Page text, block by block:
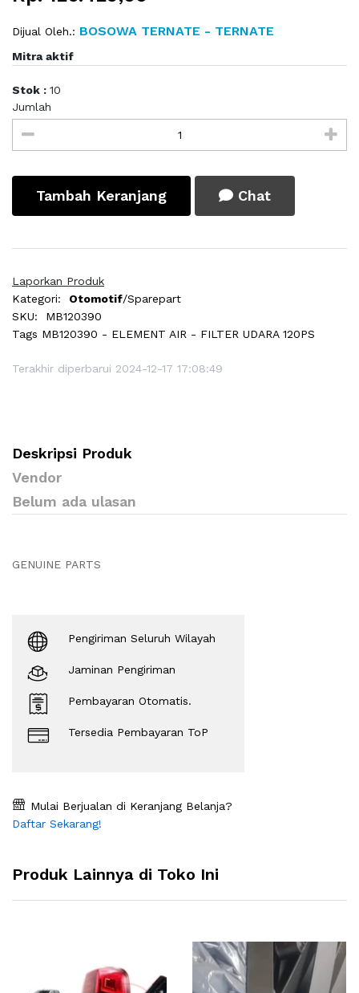
Dijual Oleh.: BOSOWA TERNATE - TERNATE
Mitra aktif
Stok : 10
Jumlah
Tambah Keranjang Chat
Laporkan Produk
Kategori:
Otomotif/Sparepart
SKU:
MB120390
Tags MB120390 - ELEMENT AIR - FILTER UDARA 120PS
Terakhir diperbarui 2024-12-17 17:08:49
Deskripsi Produk
Vendor
Belum ada ulasan
GENUINE PARTS
Pengiriman Seluruh Wilayah
Jaminan Pengiriman
Pembayaran Otomatis.
Tersedia Pembayaran ToP
Mulai Berjualan di Keranjang Belanja?
Daftar Sekarang!
Produk Lainnya di Toko Ini